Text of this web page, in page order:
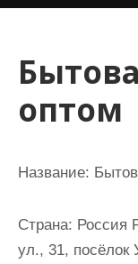
оптом
Название:
Страна: Россия
ул., 31,